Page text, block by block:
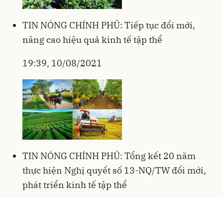
TIN NÓNG CHÍNH PHỦ: Tiếp tục đổi mới,
nâng cao hiệu quả kinh tế tập thể
19:39, 10/08/2021
TIN NÓNG CHÍNH PHỦ: Tổng kết 20 năm
thực hiện Nghị quyết số 13-NQ/TW đổi mới,
phát triển kinh tế tập thể